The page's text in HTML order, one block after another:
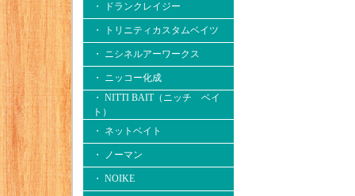
・ ドランクレイジー
・ トリニティカスタムベイツ
・ ニシネルアーワークス
・ ニッコー化成
・ NITTI BAIT（ニッチ ベイ
ト）
・ ネットベイト
・ ノーマン
・ NOIKE